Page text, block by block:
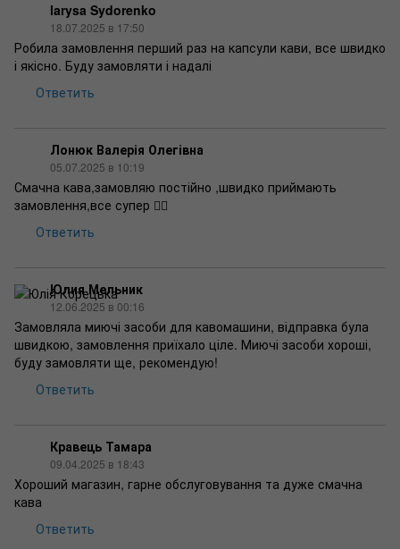
larysa Sydorenko
18.07.2025 в 17:50
Робила замовлення перший раз на капсули кави, все швидко
і якісно. Буду замовляти і надалі
Ответить
Лонюк Валерія Олегівна
05.07.2025 в 10:19
Смачна кава,замовляю постійно ,швидко приймають
замовлення,все супер 👍🏻
Ответить
Юлия Мельник
12.06.2025 в 00:16
Замовляла миючі засоби для кавомашини, відправка була
швидкою, замовлення приїхало ціле. Миючі засоби хороші,
буду замовляти ще, рекомендую!
Ответить
Кравець Тамара
09.04.2025 в 18:43
Хороший магазин, гарне обслуговування та дуже смачна
кава
Ответить